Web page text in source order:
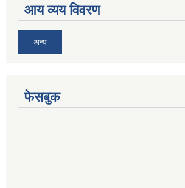
आय व्यय विवरण
अन्य
फेसबुक